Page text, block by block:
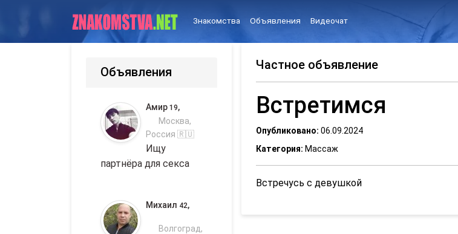
Знакомства Объявления Видеочат
Частное объявление
Встретимся
Опубликовано: 06.09.2024
Категория: Массаж
Встречусь с девушкой
Объявления
Амир 19,
Москва,
Россия 🇷🇺
Ищу
партнёра для секса
Михаил 42,
Волгоград,